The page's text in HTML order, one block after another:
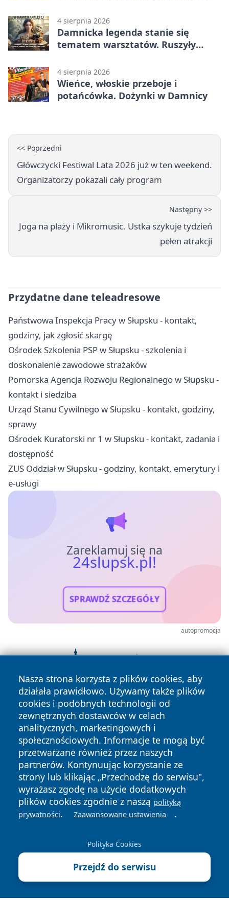
4 sierpnia 2026
Damnicka legenda stanie się
tematem warsztatów. Ruszyły
4 sierpnia 2026
Wieńce, włoskie przeboje i
potańcówka. Dożynki w Damnicy
<< Poprzedni
Główczycki Festiwal Lata 2026 już w ten weekend.
Organizatorzy pokazali cały program
Następny >>
Joga na plaży i Mikromusic. Ustka szykuje tydzień
pełen atrakcji
Przydatne dane teleadresowe
Państwowa Inspekcja Pracy w Słupsku - kontakt,
godziny, jak zgłosić skargę
Ośrodek Szkolenia PSP w Słupsku - szkolenia i
doskonalenie zawodowe strażaków
Pomorska Agencja Rozwoju Regionalnego w Słupsku -
kontakt i siedziba
Urząd Stanu Cywilnego w Słupsku - kontakt, godziny,
sprawy
Ośrodek Kuratorski nr 1 w Słupsku - kontakt, zadania i
dostępność
ZUS Oddział w Słupsku - godziny, kontakt, emerytury i
e-usługi
Zareklamuj się na
24slupsk.pl!
SPRAWDŹ SZCZEGÓŁY
autopromocja
Nasza strona korzysta z plików cookies, aby
działała prawidłowo. Używamy także plików
cookies i podobnych technologii od
zewnętrznych dostawców w celach
analitycznych, marketingowych i
społecznościowych. Informacje te mogą być
przetwarzane również przez naszych
partnerów. Kontynuując korzystanie ze
strony lub klikając „Przechodzę do serwisu",
wyrażasz zgodę na użycie dodatkowych
plików cookies zgodnie z naszą polityką
prywatności. Zaawansowane ustawienia .
Polityka Cookies
Przejdź do serwisu
Copyright © 2026 24slupsk.pl Wszystkie prawa zastrzeżone.
Polityka
Prywatności
Polityka